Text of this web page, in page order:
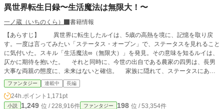
異世界転生日録〜生活魔法は無限大！〜
一ノ蔵（いちのくら）
書籍情報
【あらすじ】 異世界に転生したルイは、5歳の高熱を境に、記憶を取り戻
す。一度は言ってみたい「ステータス・オープン」で、ステータスを見れること
に気付いた。スキル「生活魔法∞（無限大）」を発見。その意味を知るルイは、
仄かに期待を抱いた。 それと同時に、今世の出自である農家の四男は、長男
大事な両親の態度に、未来はないと確信。 家族に隠れて、ステータスにあっ
たスキルの一つ「鑑定」を使い、村のお婆（薬師）相手に、金策を開始。 十
歳の時に行われたスキル鑑定の結果を父に伝えたが、農家向きのスキルではなか
ったルイは「家の役には立たない」と判断され、早々に家を追い出される。
だが、追放ありがとう！とばかりに、生活魔法を知るべく、図書館がある街を
ファンタジー 連載中 長編
24h.ポイント 1,171pt
小説 1,249 位 / 228,916件 ファンタジー 198 位 / 53,354件